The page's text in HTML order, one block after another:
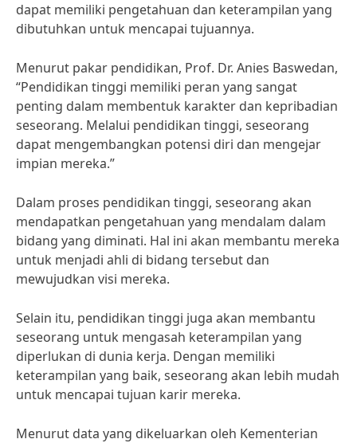
dapat memiliki pengetahuan dan keterampilan yang
dibutuhkan untuk mencapai tujuannya.
Menurut pakar pendidikan, Prof. Dr. Anies Baswedan,
“Pendidikan tinggi memiliki peran yang sangat
penting dalam membentuk karakter dan kepribadian
seseorang. Melalui pendidikan tinggi, seseorang
dapat mengembangkan potensi diri dan mengejar
impian mereka.”
Dalam proses pendidikan tinggi, seseorang akan
mendapatkan pengetahuan yang mendalam dalam
bidang yang diminati. Hal ini akan membantu mereka
untuk menjadi ahli di bidang tersebut dan
mewujudkan visi mereka.
Selain itu, pendidikan tinggi juga akan membantu
seseorang untuk mengasah keterampilan yang
diperlukan di dunia kerja. Dengan memiliki
keterampilan yang baik, seseorang akan lebih mudah
untuk mencapai tujuan karir mereka.
Menurut data yang dikeluarkan oleh Kementerian